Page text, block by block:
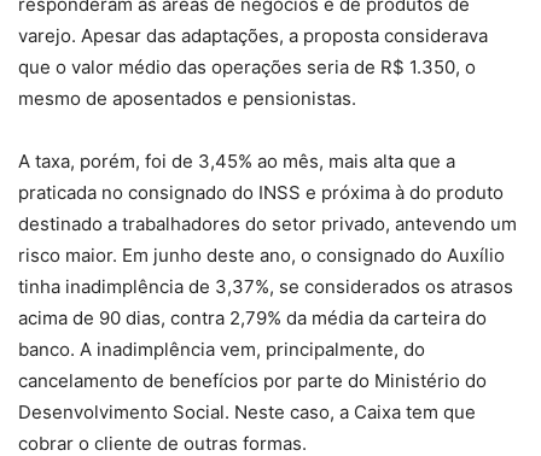
varejo. Apesar das adaptações, a proposta considerava
que o valor médio das operações seria de R$ 1.350, o
mesmo de aposentados e pensionistas.
A taxa, porém, foi de 3,45% ao mês, mais alta que a
praticada no consignado do INSS e próxima à do produto
destinado a trabalhadores do setor privado, antevendo um
risco maior. Em junho deste ano, o consignado do Auxílio
tinha inadimplência de 3,37%, se considerados os atrasos
acima de 90 dias, contra 2,79% da média da carteira do
banco. A inadimplência vem, principalmente, do
cancelamento de benefícios por parte do Ministério do
Desenvolvimento Social. Neste caso, a Caixa tem que
cobrar o cliente de outras formas.